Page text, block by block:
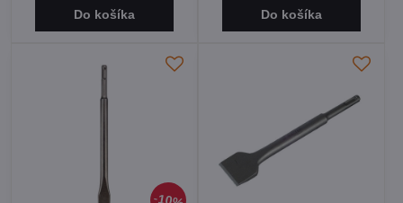
Do košíka Do košíka